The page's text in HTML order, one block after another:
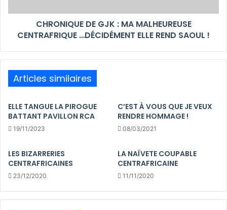
CHRONIQUE DE GJK : MA MALHEUREUSE
CENTRAFRIQUE …DÉCIDÉMENT ELLE REND SAOUL !
Articles similaires
ELLE TANGUE LA PIROGUE
BATTANT PAVILLON RCA
19/11/2023
C’EST À VOUS QUE JE VEUX
RENDRE HOMMAGE !
08/03/2021
LES BIZARRERIES
CENTRAFRICAINES
23/12/2020
LA NAÏVETE COUPABLE
CENTRAFRICAINE
11/11/2020